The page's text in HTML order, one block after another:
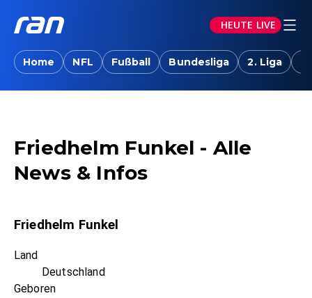
HEUTE LIVE
Home NFL Fußball Bundesliga 2. Liga
Friedhelm Funkel - Alle
News & Infos
Friedhelm Funkel
Land
Deutschland
Geboren